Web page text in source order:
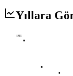
Yıllara
191